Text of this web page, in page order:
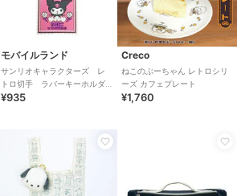
モバイルランド
サンリオキャラクターズ レ
トロ切手 ラバーキーホルダ
ー クロミ
¥935
Creco
ねこのぶーちゃん レトロシリ
ーズ カフェプレート
¥1,760